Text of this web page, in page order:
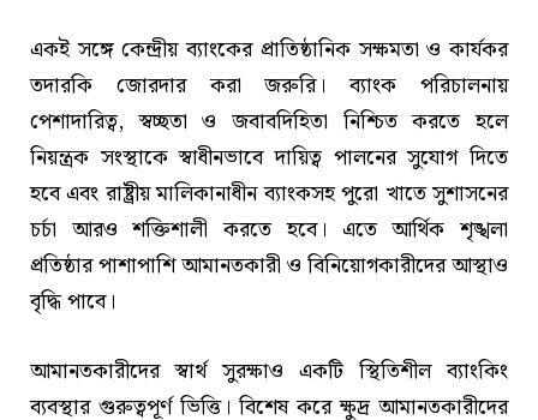
একই সঙ্গে কেন্দ্রীয় ব্যাংকের প্রাতিষ্ঠানিক সক্ষমতা ও কার্যকর
তদারকি জোরদার করা জরুরি। ব্যাংক পরিচালনায়
পেশাদারিত্ব, স্বচ্ছতা ও জবাবদিহিতা নিশ্চিত করতে হলে
নিয়ন্ত্রক সংস্থাকে স্বাধীনভাবে দায়িত্ব পালনের সুযোগ দিতে
হবে এবং রাষ্ট্রীয় মালিকানাধীন ব্যাংকসহ পুরো খাতে সুশাসনের
চর্চা আরও শক্তিশালী করতে হবে। এতে আর্থিক শৃঙ্খলা
প্রতিষ্ঠার পাশাপাশি আমানতকারী ও বিনিয়োগকারীদের আস্থাও
বৃদ্ধি পাবে।
আমানতকারীদের স্বার্থ সুরক্ষাও একটি স্থিতিশীল ব্যাংকিং
ব্যবস্থার গুরুত্বপূর্ণ ভিত্তি। বিশেষ করে ক্ষুদ্র আমানতকারীদের